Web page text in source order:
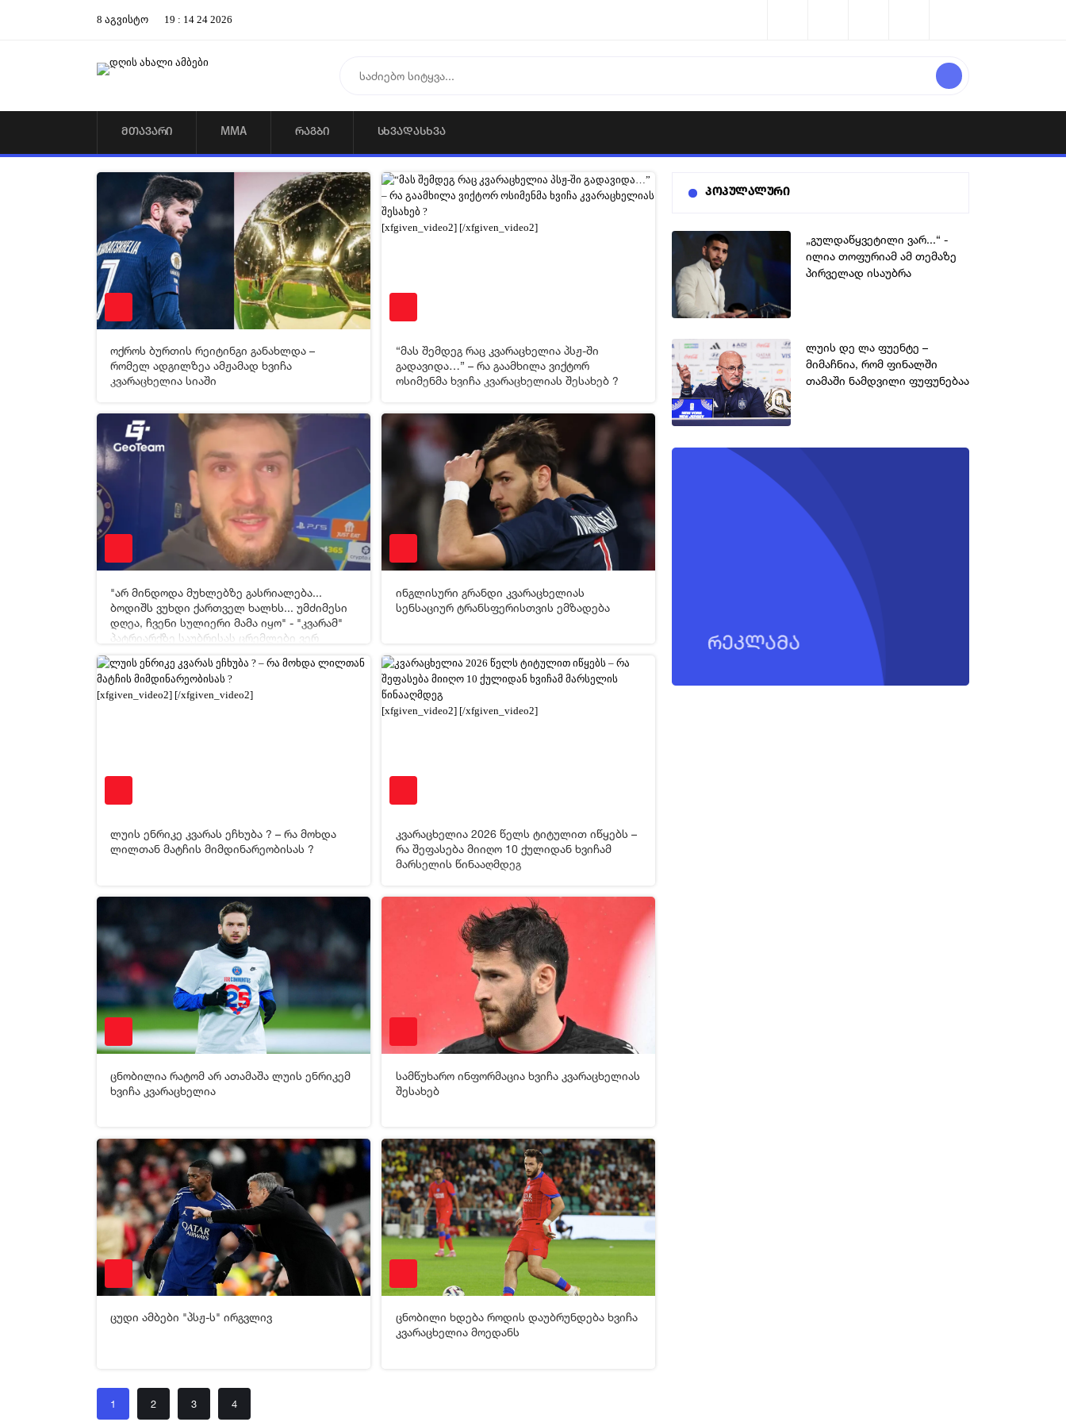
8 აგვისტო 19 : 14 24 2026
ᲛᲗᲐᲕᲐᲠᲘ MMA ᲠᲐᲒᲑᲘ ᲡᲮᲕᲐᲓᲐᲡᲮᲕᲐ
[xfgiven_video2] [/xfgiven_video2]
07-05-2026 14:27 2 027
ოქროს ბურთის რეიტინგი განახლდა –
რომელ ადგილზეა ამჟამად ხვიჩა
კვარაცხელია სიაში
[xfgiven_video2] [/xfgiven_video2]
30-04-2026 19:41 1 536
“მას შემდეგ რაც კვარაცხელია პსჟ-ში
გადავიდა…” – რა გაამხილა ვიქტორ
ოსიმენმა ხვიჩა კვარაცხელიას შესახებ ?
[xfgiven_video2][/xfgiven_video2]
"არ მინდოდა მუხლებზე გასრიალება...
ბოდიშს ვუხდი ქართველ ხალხს... უმძიმესი
დღეა, ჩვენი სულიერი მამა იყო" - "კვარამ"
პატრიარქზე საუბრისას ცრემლები ვერ
[xfgiven_video2] [/xfgiven_video2]
ინგლისური გრანდი კვარაცხელიას
სენსაციურ ტრანსფერისთვის ემზადება
[xfgiven_video2] [/xfgiven_video2]
17-01-2026 06:41
ლუის ენრიკე კვარას ეჩხუბა ? – რა მოხდა
ლილთან მატჩის მიმდინარეობისას ?
[xfgiven_video2] [/xfgiven_video2]
კვარაცხელია 2026 წელს ტიტულით იწყებს –
რა შეფასება მიიღო 10 ქულიდან ხვიჩამ
მარსელის წინააღმდეგ
[xfgiven_video2] [/xfgiven_video2]
ცნობილია რატომ არ ათამაშა ლუის ენრიკემ
ხვიჩა კვარაცხელია
[xfgiven_video2][/xfgiven_video2]
სამწუხარო ინფორმაცია ხვიჩა კვარაცხელიას
შესახებ
[xfgiven_video2] [/xfgiven_video2]
ცუდი ამბები "პსჟ-ს" ირგვლივ
[xfgiven_video2][/xfgiven_video2]
ცნობილი ხდება როდის დაუბრუნდება ხვიჩა
კვარაცხელია მოედანს
1 2 3 4
პოპულალური
„გულდაწყვეტილი ვარ...“ -
ილია თოფურიამ ამ თემაზე
პირველად ისაუბრა
ლუის დე ლა ფუენტე –
მიმაჩნია, რომ ფინალში
თამაში ნამდვილი ფუფუნებაა